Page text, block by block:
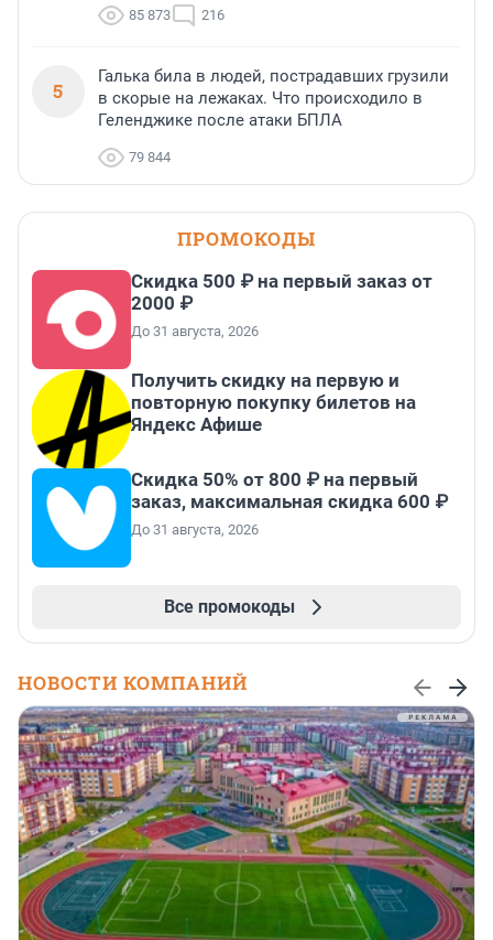
85 873 216
5
Галька била в людей, пострадавших грузили
в скорые на лежаках. Что происходило в
Геленджике после атаки БПЛА
79 844
ПРОМОКОДЫ
Скидка 500 ₽ на первый заказ от
2000 ₽
До 31 августа, 2026
Получить скидку на первую и
повторную покупку билетов на
Яндекс Афише
Скидка 50% от 800 ₽ на первый
заказ, максимальная скидка 600 ₽
До 31 августа, 2026
Все промокоды
НОВОСТИ КОМПАНИЙ